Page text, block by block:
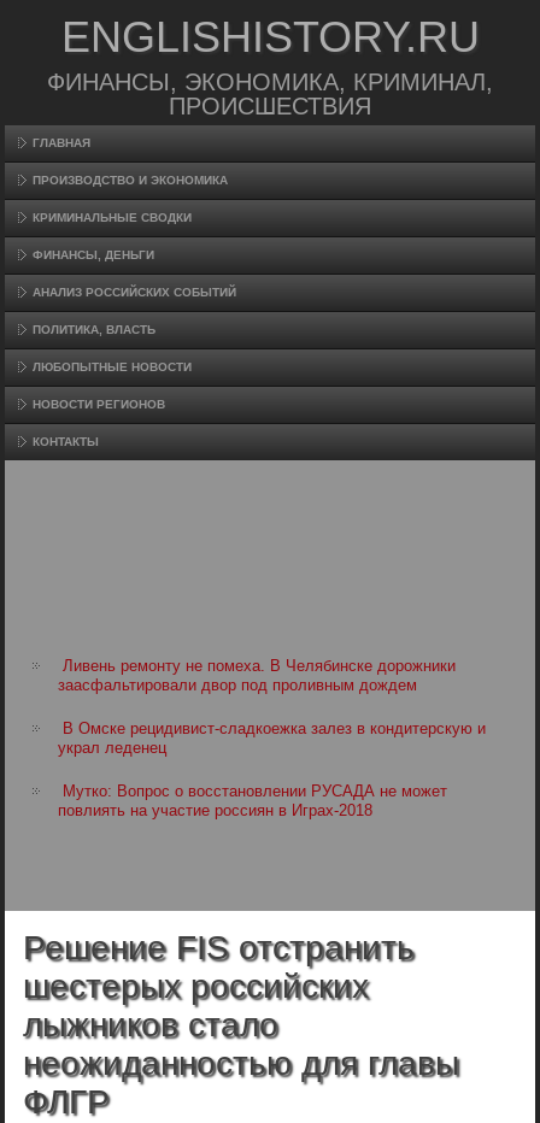
ENGLISHISTORY.RU
ФИНАНСЫ, ЭКОНОМИКА, КРИМИНАЛ,
ПРОИСШЕСТВИЯ
ГЛАВНАЯ
ПРОИЗВΟДСТВО И ЭКОНОМИКА
КРИМИНАЛЬНЫЕ СВОДКИ
ФИНАНСЫ, ДЕНЬГИ
АНАЛИЗ РОССИЙСКИХ СОБЫТИЙ
ПОЛИТИКА, ВЛАСТЬ
ЛЮБОПЫТНЫЕ НОВОСТИ
НОВОСТИ РЕГИОНОВ
КОНТАКТЫ
Ливень ремонту не помеха. В Челябинске дорожники
заасфальтировали двор под проливным дождем
В Омске рецидивист-сладкоежка залез в кондитерскую и
украл леденец
Мутко: Вопрос о восстановлении РУСАДА не может
повлиять на участие россиян в Играх-2018
Решение FIS отстранить
шестерых российских
лыжников стало
неожиданностью для главы
ФЛГР